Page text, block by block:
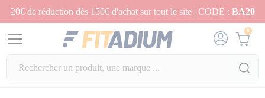
20€ de réduction dès 150€ d'achat sur tout le site | CODE : BA20
0